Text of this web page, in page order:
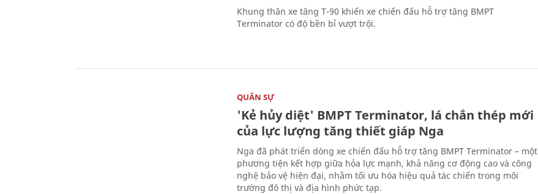
Khung thân xe tăng T-90 khiến xe chiến đấu hỗ trợ tăng BMPT
Terminator có độ bền bỉ vượt trội.
QUÂN SỰ
'Kẻ hủy diệt' BMPT Terminator, lá chắn thép mới
của lực lượng tăng thiết giáp Nga
Nga đã phát triển dòng xe chiến đấu hỗ trợ tăng BMPT Terminator – một
phương tiện kết hợp giữa hỏa lực mạnh, khả năng cơ động cao và công
nghệ bảo vệ hiện đại, nhằm tối ưu hóa hiệu quả tác chiến trong môi
trường đô thị và địa hình phức tạp.